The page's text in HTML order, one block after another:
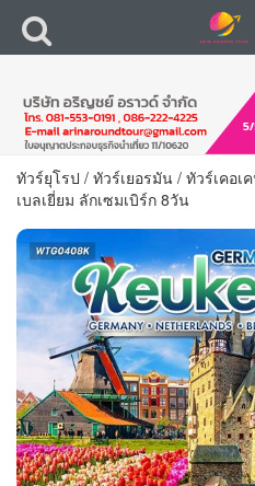
ทัวร์ยุโรป / ทัวร์เยอรมัน / ทัวร์เคอเ
เบลเยี่ยม ลักเซมเบิร์ก 8วัน